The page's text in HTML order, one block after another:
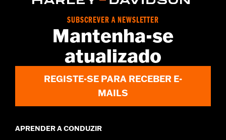
SUBSCREVER A NEWSLETTER
Mantenha-se
atualizado
REGISTE-SE PARA RECEBER E-
MAILS
APRENDER A CONDUZIR